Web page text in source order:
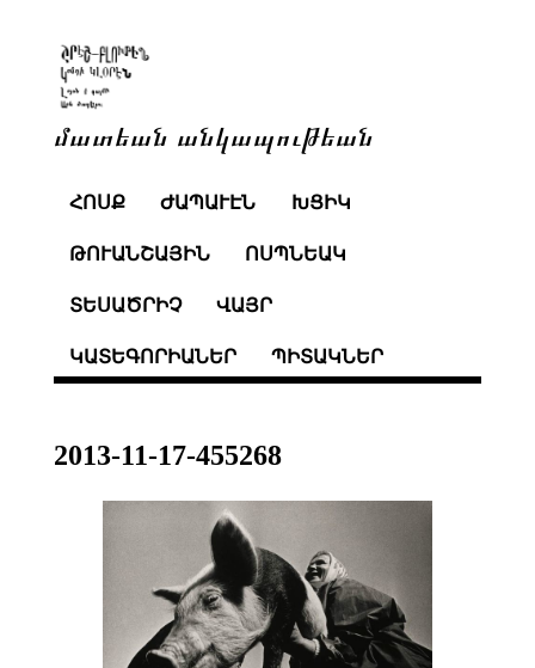
մատեան անկապութեան
ՀՈՍՔ ԺԱՊԱՒԷՆ ԽՑԻԿ
ԹՈՒԱՆՇԱՅԻՆ ՈՍՊՆԵԱԿ
ՏԵՍԱԾՐԻՉ ՎԱՅՐ
ԿԱՏԵԳՈՐԻԱՆԵՐ ՊԻՏԱԿՆԵՐ
2013-11-17-455268